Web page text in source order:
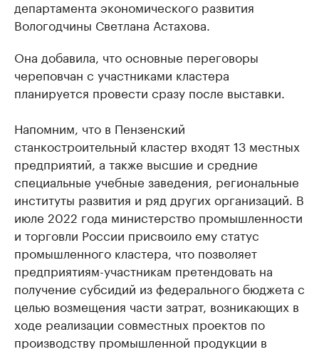
департамента экономического развития
Вологодчины Светлана Астахова.
Она добавила, что основные переговоры
череповчан с участниками кластера
планируется провести сразу после выставки.
Напомним, что в Пензенский
станкостроительный кластер входят 13 местных
предприятий, а также высшие и средние
специальные учебные заведения, региональные
институты развития и ряд других организаций. В
июле 2022 года министерство промышленности
и торговли России присвоило ему статус
промышленного кластера, что позволяет
предприятиям-участникам претендовать на
получение субсидий из федерального бюджета с
целью возмещения части затрат, возникающих в
ходе реализации совместных проектов по
производству промышленной продукции в